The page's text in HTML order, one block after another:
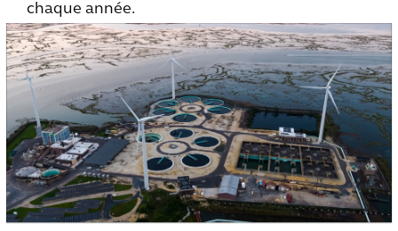
chaque année.